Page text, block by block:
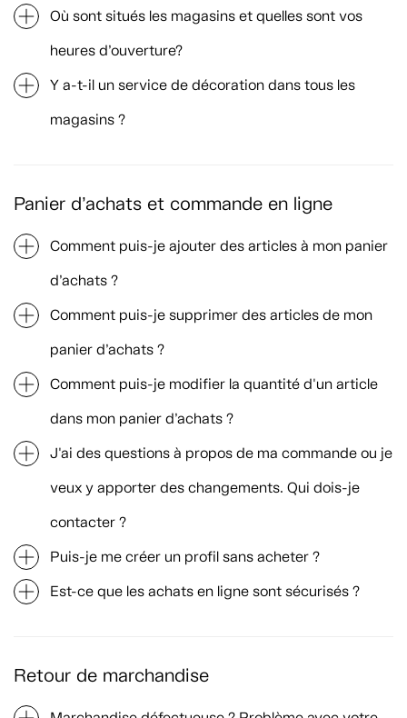
Où sont situés les magasins et quelles sont vos
heures d’ouverture?
Y a-t-il un service de décoration dans tous les
magasins ?
Panier d’achats et commande en ligne
Comment puis-je ajouter des articles à mon panier
d’achats ?
Comment puis-je supprimer des articles de mon
panier d’achats ?
Comment puis-je modifier la quantité d'un article
dans mon panier d’achats ?
J'ai des questions à propos de ma commande ou je
veux y apporter des changements. Qui dois-je
contacter ?
Puis-je me créer un profil sans acheter ?
Est-ce que les achats en ligne sont sécurisés ?
Retour de marchandise